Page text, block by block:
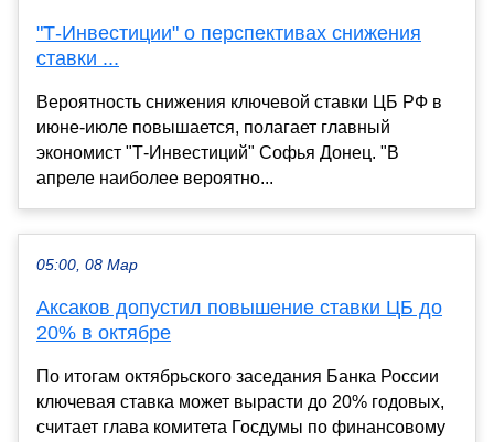
"Т-Инвестиции" о перспективах снижения
ставки ...
Вероятность снижения ключевой ставки ЦБ РФ в
июне-июле повышается, полагает главный
экономист "Т-Инвестиций" Софья Донец. "В
апреле наиболее вероятно...
05:00, 08 Мар
Аксаков допустил повышение ставки ЦБ до
20% в октябре
По итогам октябрьского заседания Банка России
ключевая ставка может вырасти до 20% годовых,
считает глава комитета Госдумы по финансовому